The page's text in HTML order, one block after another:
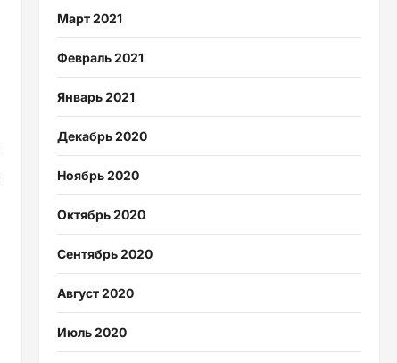
Март 2021
Февраль 2021
Январь 2021
Декабрь 2020
Ноябрь 2020
Октябрь 2020
Сентябрь 2020
Август 2020
Июль 2020